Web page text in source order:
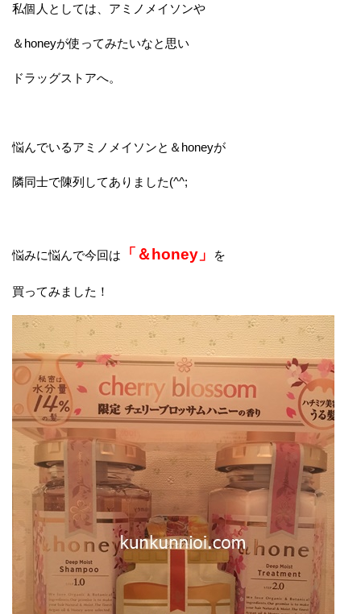
私個人としては、アミノメイソンや
＆honeyが使ってみたいなと思い
ドラッグストアへ。
悩んでいるアミノメイソンと＆honeyが
隣同士で陳列してありました(^^;
悩みに悩んで今回は 「＆honey」 を
買ってみました！